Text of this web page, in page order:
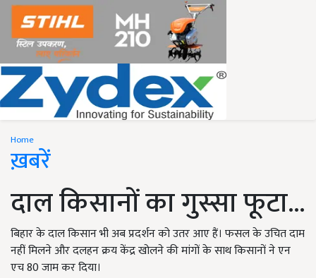
Home
ख़बरें
दाल किसानों का गुस्सा फूटा...
बिहार के दाल किसान भी अब प्रदर्शन को उतर आए हैं। फसल के उचित दाम
नहीं मिलने और दलहन क्रय केंद्र खोलने की मांगों के साथ किसानों ने एन
एच 80 जाम कर दिया।